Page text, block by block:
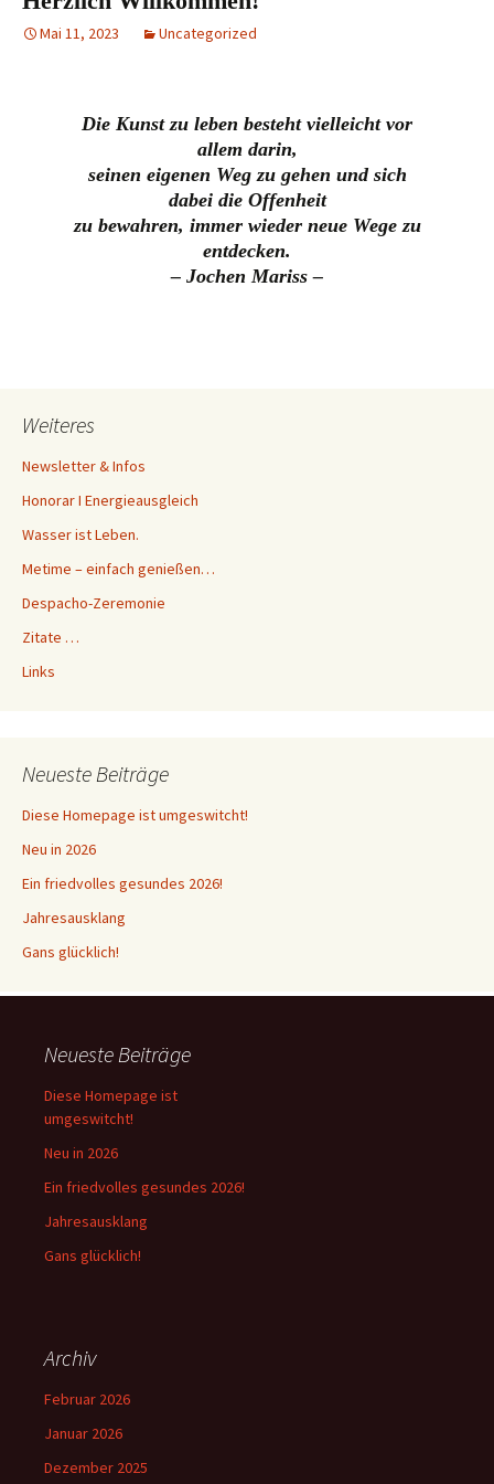
Mai 11, 2023 Uncategorized
Die Kunst zu leben besteht vielleicht vor
allem darin,
seinen eigenen Weg zu gehen und sich
dabei die Offenheit
zu bewahren, immer wieder neue Wege zu
entdecken.
– Jochen Mariss –
Weiteres
Newsletter & Infos
Honorar I Energieausgleich
Wasser ist Leben.
Metime – einfach genießen…
Despacho-Zeremonie
Zitate …
Links
Neueste Beiträge
Diese Homepage ist umgeswitcht!
Neu in 2026
Ein friedvolles gesundes 2026!
Jahresausklang
Gans glücklich!
Neueste Beiträge
Diese Homepage ist
umgeswitcht!
Neu in 2026
Ein friedvolles gesundes 2026!
Jahresausklang
Gans glücklich!
Archiv
Februar 2026
Januar 2026
Dezember 2025